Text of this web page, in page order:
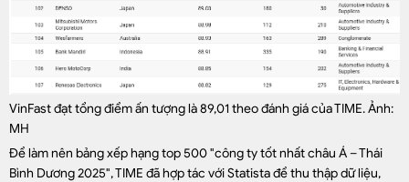
VinFast đạt tổng điểm ấn tượng là 89,01 theo đánh giá của TIME. Ảnh:
MH
Để làm nên bảng xếp hạng top 500 "công ty tốt nhất châu Á – Thái
Bình Dương 2025", TIME đã hợp tác với Statista để thu thập dữ liệu,